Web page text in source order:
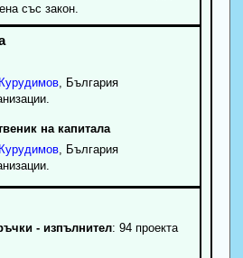
със закон.
Курудимов, България
на капитала
Курудимов, България
- изпълнител: 94 проекта